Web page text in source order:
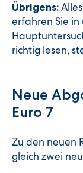
Übrigens:
erfahren Sie in
richtig lesen,
Neue
Euro 7
Zu den neuen
gleich zwei